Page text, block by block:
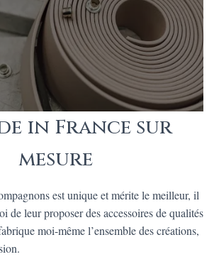
in France sur
mesure
est unique et mérite le meilleur, il
de leur proposer des accessoires de qualités
moi-même l’ensemble des créations,